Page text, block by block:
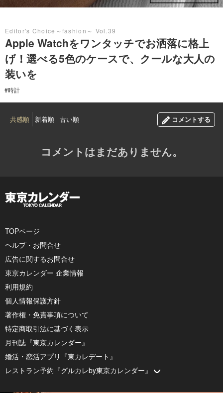
Editor's Choice～fashion～ Vol.39
Apple Watchをワンタッチでお洒落に格上
げ！選べる5色のケースで、クールな大人の
装いを
#時計
共感順 新着順 古い順 コメントする
コメントはまだありません。
TOPページ
ヘルプ・お問合せ
広告に関するお問合せ
東京カレンダー 企業情報
利用規約
個人情報保護方針
著作権・免責事項について
特定商取引法に基づく表示
月刊誌『東京カレンダー』
婚活・恋活アプリ『東カレデート』
レストラン予約『グルカレby東京カレンダー』